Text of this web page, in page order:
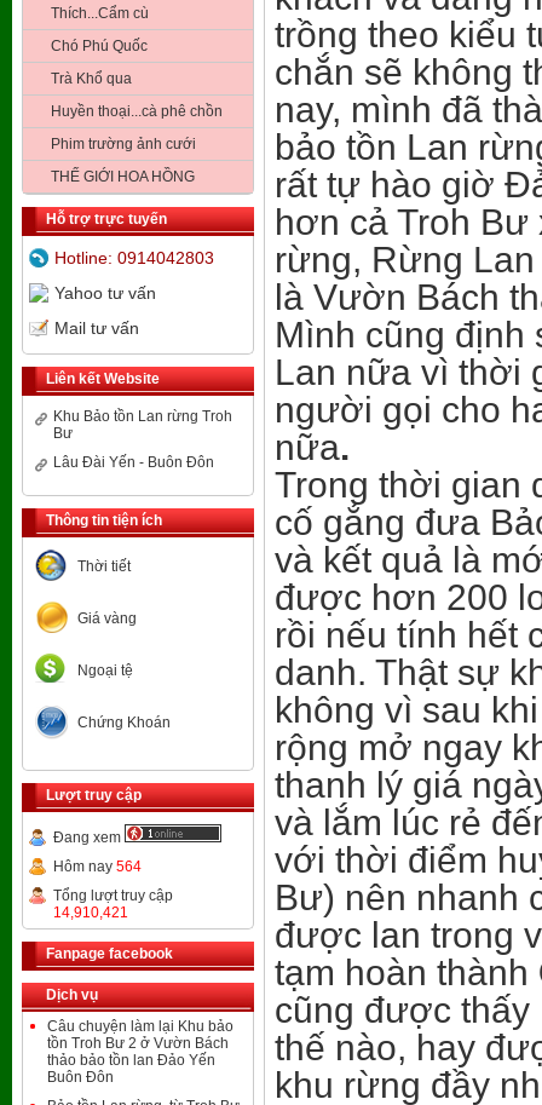
Thích...Cẩm cù
Chó Phú Quốc
Trà Khổ qua
Huyền thoại...cà phê chồn
Phim trường ảnh cưới
THẾ GIỚI HOA HỒNG
Hỗ trợ trực tuyến
Hotline: 0914042803
Yahoo tư vấn
Mail tư vấn
Liên kết Website
Khu Bảo tồn Lan rừng Troh
Bư
Lâu Đài Yến - Buôn Đôn
Thông tin tiện ích
Thời tiết
Giá vàng
Ngoại tệ
Chứng Khoán
Lượt truy cập
Đang xem
Hôm nay 564
Tổng lượt truy cập
14,910,421
Fanpage facebook
Dịch vụ
Câu chuyện làm lại Khu bảo
tồn Troh Bư 2 ở Vườn Bách
thảo bảo tồn lan Đảo Yến
Buôn Đôn
trồng theo kiểu
chắn sẽ không
nay, mình đã
bảo tồn Lan
rất tự hào giờ
hơn cả Troh Bư
rừng, Rừng
là Vườn Bách
Mình cũng định
Lan nữa vì thời
người gọi cho
nữa.
Trong thời gian
cố gắng đưa
và kết quả là
được hơn 200
rồi nếu tính hết
danh. Thật sự
không vì sau
rộng mở ngay
thanh lý giá
và lắm lúc rẻ
với thời điểm
Bư) nên nhanh
được lan trong
tạm hoàn thành
cũng được
thế nào, hay
khu rừng đầy